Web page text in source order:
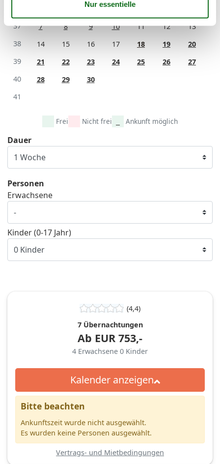
2 3
37
7 8 9 10 11 12
13
38
14 15 16 17 18 19
20
39
21 22 23 24 25 26
27
40
28 29
30
41
Frei Nicht frei Ankunft möglich
Dauer
Personen
Erwachsene
Kinder (0-17 Jahr)
(4,4)
7 Übernachtungen
Ab EUR 753,-
4 Erwachsene 0 Kinder
Kalender anzeigen
Bitte beachten
Ankunftszeit wurde nicht ausgewählt.
Es wurden keine Personen ausgewählt.
Vertrags- und Mietbedingungen